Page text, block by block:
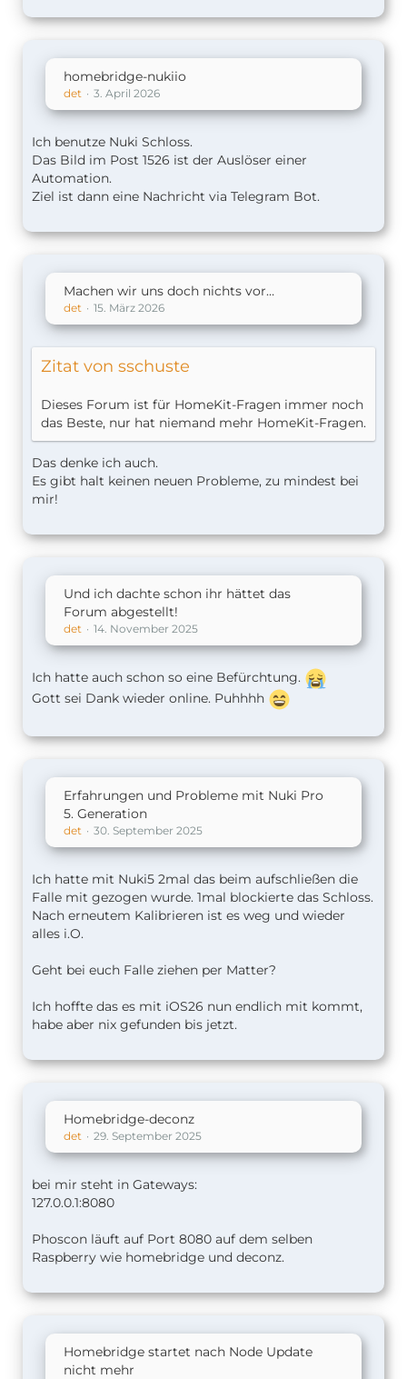
homebridge-nukiio
det 3. April 2026
Ich benutze Nuki Schloss.
Das Bild im Post 1526 ist der Auslöser einer
Automation.
Ziel ist dann eine Nachricht via Telegram Bot.
Machen wir uns doch nichts vor…
det 15. März 2026
Zitat von sschuste
Dieses Forum ist für HomeKit-Fragen immer noch
das Beste, nur hat niemand mehr HomeKit-Fragen.
Das denke ich auch.
Es gibt halt keinen neuen Probleme, zu mindest bei
mir!
Und ich dachte schon ihr hättet das
Forum abgestellt!
det 14. November 2025
Ich hatte auch schon so eine Befürchtung.
Gott sei Dank wieder online. Puhhhh
Erfahrungen und Probleme mit Nuki Pro
5. Generation
det 30. September 2025
Ich hatte mit Nuki5 2mal das beim aufschließen die
Falle mit gezogen wurde. 1mal blockierte das Schloss.
Nach erneutem Kalibrieren ist es weg und wieder
alles i.O.
Geht bei euch Falle ziehen per Matter?
Ich hoffte das es mit iOS26 nun endlich mit kommt,
habe aber nix gefunden bis jetzt.
Homebridge-deconz
det 29. September 2025
bei mir steht in Gateways:
127.0.0.1:8080
Phoscon läuft auf Port 8080 auf dem selben
Raspberry wie homebridge und deconz.
Homebridge startet nach Node Update
nicht mehr